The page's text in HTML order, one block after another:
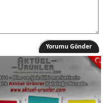
Yorumu Gönder